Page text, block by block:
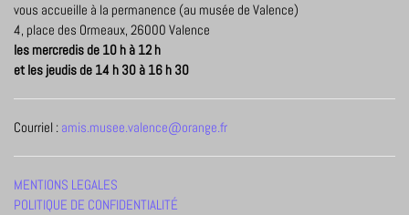
vous accueille à la permanence (au musée de Valence)
4, place des Ormeaux, 26000 Valence
les mercredis de 10 h à 12 h
et les jeudis de 14 h 30 à 16 h 30
Courriel : amis.musee.valence@orange.fr
MENTIONS LEGALES
POLITIQUE DE CONFIDENTIALITÉ